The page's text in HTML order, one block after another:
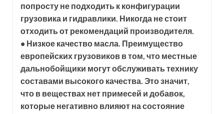
попросту не подходить к конфигурации
грузовика и гидравлики. Никогда не стоит
отходить от рекомендаций производителя.
• Низкое качество масла. Преимущество
европейских грузовиков в том, что местные
дальнобойщики могут обслуживать технику
составами высокого качества. Это значит,
что в веществах нет примесей и добавок,
которые негативно влияют на состояние